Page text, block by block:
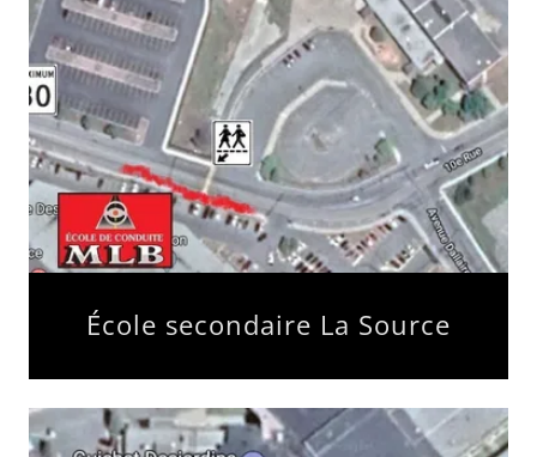
École secondaire La Source